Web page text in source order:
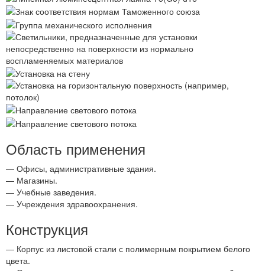
Область применения
— Офисы, административные здания.
— Магазины.
— Учебные заведения.
— Учреждения здравоохранения.
Конструкция
— Корпус из листовой стали с полимерным покрытием белого
цвета.